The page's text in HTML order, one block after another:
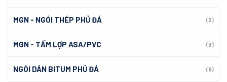
MGN - NGÓI THÉP PHỦ ĐÁ (2)
MGN - TẤM LỢP ASA/PVC (3)
NGÓI DÁN BITUM PHỦ ĐÁ (6)